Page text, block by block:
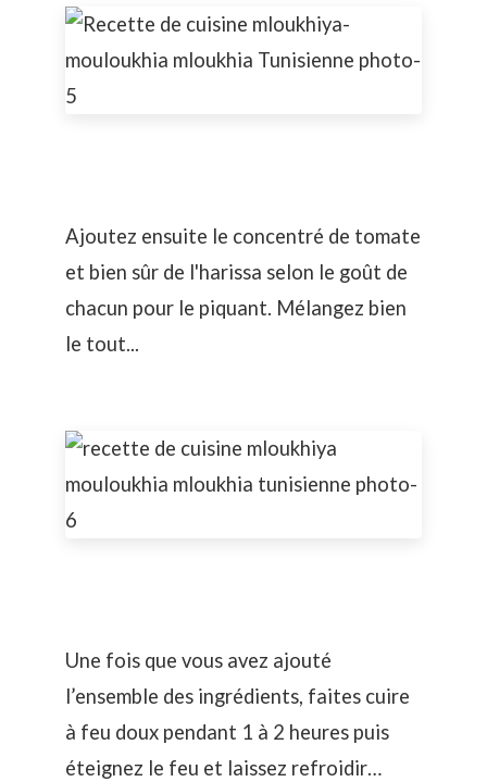
Ajoutez ensuite le concentré de tomate
et bien sûr de l'harissa selon le goût de
chacun pour le piquant. Mélangez bien
le tout...
Une fois que vous avez ajouté
l’ensemble des ingrédients, faites cuire
à feu doux pendant 1 à 2 heures puis
éteignez le feu et laissez refroidir…